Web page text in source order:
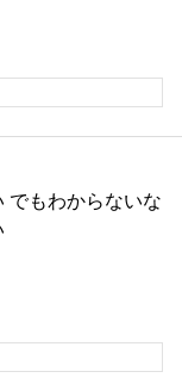
でもわからないな